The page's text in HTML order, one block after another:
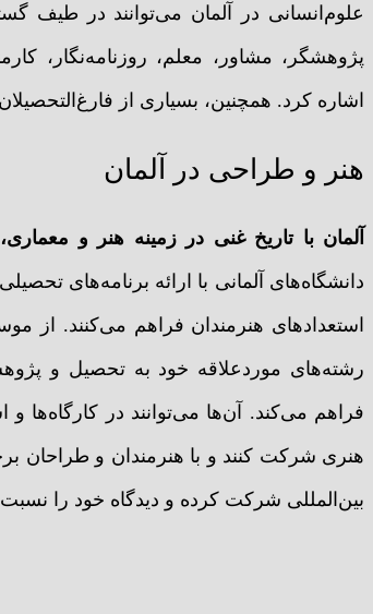
علوم‌انسانی در آلمان می‌توانند در طیف
پژوهشگر، مشاور، معلم، روزنامه‌نگار،
اشاره کرد. همچنین، بسیاری از
هنر و طراحی در آلمان
آلمان با تاریخ غنی در زمینه هنر و
دانشگاه‌های آلمانی با ارائه برنامه‌های
استعدادهای هنرمندان فراهم می‌کنند. از
رشته‌های موردعلاقه خود به تحصیل و
فراهم می‌کند. آن‌ها می‌توانند در کارگاه‌ها و
هنری شرکت کنند و با هنرمندان و طراحان
بین‌المللی شرکت کرده و دیدگاه خود را